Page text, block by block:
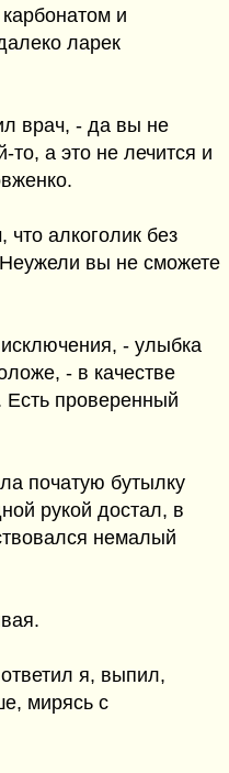
и
ларек
врач, - да вы не
то, а это не лечится и
алкоголик без
вы не сможете
- улыбка
- в качестве
Есть проверенный
початую бутылку
рукой достал, в
немалый
я, выпил,
мирясь с